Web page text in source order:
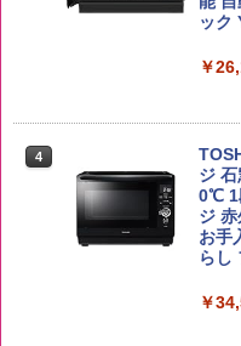
￥
by
容量
￥
白州
￥
らに
￥
家系
ック
￥
4
ジ
0℃ 1
ジ
お手
らし
￥